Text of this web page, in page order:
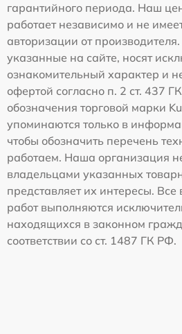
гарантийного периода. Наш
работает независимо и не
авторизации от
указанные на сайте, носят
ознакомительный характер и
офертой согласно п. 2 ст. 437
обозначения торговой марки
упоминаются только в
чтобы обозначить перечень
работаем. Наша организация
владельцами указанных
представляет их интересы.
работ выполняются
находящихся в законном
соответствии со ст. 1487 ГК РФ.